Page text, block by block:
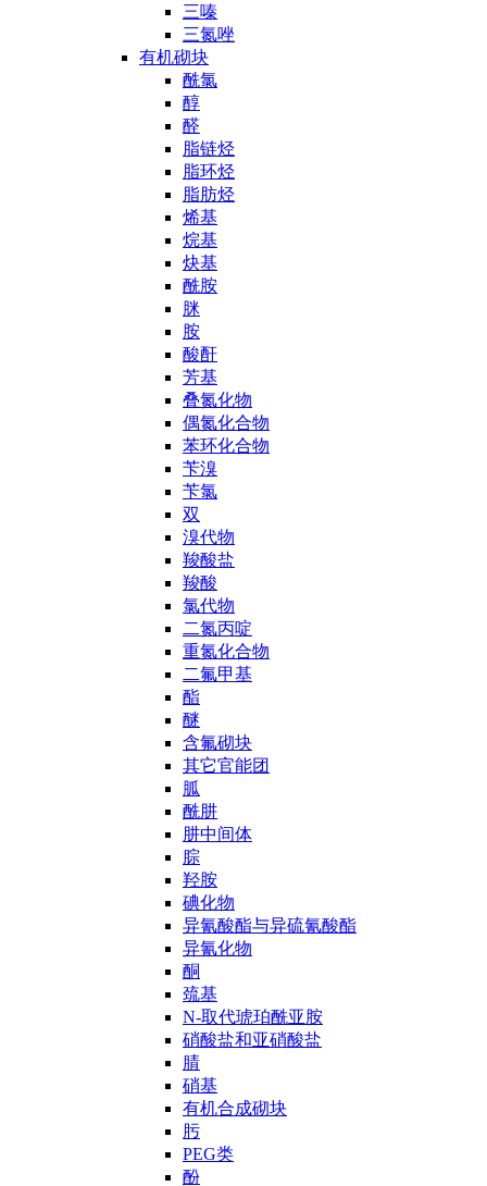
三嗪
三氮唑
有机砌块
酰氯
醇
醛
脂链烃
脂环烃
脂肪烃
烯基
烷基
炔基
酰胺
脒
胺
酸酐
芳基
叠氮化物
偶氮化合物
苯环化合物
苄溴
苄氯
双
溴代物
羧酸盐
羧酸
氯代物
二氮丙啶
重氮化合物
二氟甲基
酯
醚
含氟砌块
其它官能团
胍
酰肼
肼中间体
腙
羟胺
碘化物
异氰酸酯与异硫氰酸酯
异氰化物
酮
巯基
N-取代琥珀酰亚胺
硝酸盐和亚硝酸盐
腈
硝基
有机合成砌块
肟
PEG类
酚